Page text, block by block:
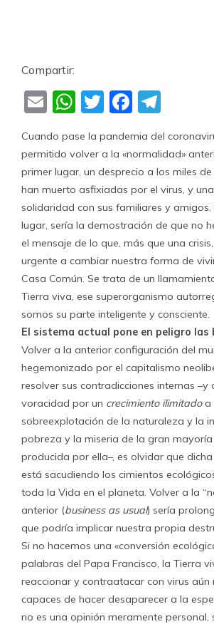
Compartir:
EmailWhatsApp
Twitter
Cuando pase la pandemia del
permitido volver a la «normalidad»
primer lugar, un desprecio a los miles
han muerto asfixiadas por el virus, y
solidaridad con sus familiares y amigos.
lugar, sería la demostración de que no
el mensaje de lo que, más que una
urgente a cambiar nuestra forma de
Casa Común. Se trata de un
Tierra viva, ese superorganismo
somos su parte inteligente y consciente.
El sistema actual pone en peligro las
Volver a la anterior configuración del
hegemonizado por el capitalismo
resolver sus contradicciones internas –y
voracidad por un crecimiento ilimitadoa
sobreexplotación de la naturaleza y la
pobreza y la miseria de la gran
producida por ella–, es olvidar que
está sacudiendo los cimientos
toda la Vida en el planeta. Volver a la
anterior (business as usual) sería
que podría implicar nuestra propia
Si no hacemos una «conversión
palabras del Papa Francisco, la Tierra
reaccionar y contraatacar con virus aún
capaces de hacer desaparecer a la
no es una opinión meramente personal,